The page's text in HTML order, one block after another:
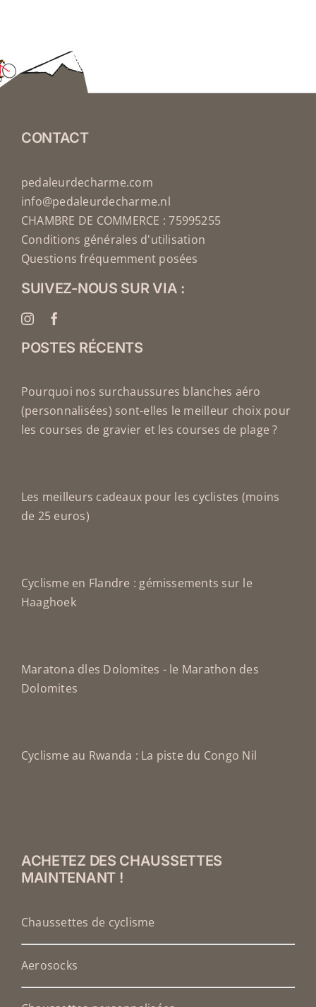
CONTACT
pedaleurdecharme.com
info@pedaleurdecharme.nl
CHAMBRE DE COMMERCE : 75995255
Conditions générales d'utilisation
Questions fréquemment posées
SUIVEZ-NOUS SUR VIA :
POSTES RÉCENTS
Pourquoi nos surchaussures blanches aéro
(personnalisées) sont-elles le meilleur choix pour
les courses de gravier et les courses de plage ?
Les meilleurs cadeaux pour les cyclistes (moins
de 25 euros)
Cyclisme en Flandre : gémissements sur le
Haaghoek
Maratona dles Dolomites - le Marathon des
Dolomites
Cyclisme au Rwanda : La piste du Congo Nil
ACHETEZ DES CHAUSSETTES
MAINTENANT !
Chaussettes de cyclisme
Aerosocks